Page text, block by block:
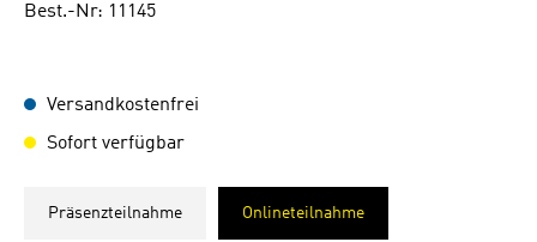
Best.-Nr: 11145
Versandkostenfrei
Sofort verfügbar
Präsenzteilnahme Onlineteilnahme